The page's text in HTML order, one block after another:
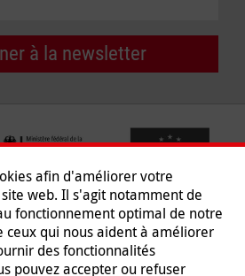
à la newsletter
afin d'améliorer votre
web. Il s'agit notamment de
fonctionnement optimal de notre
ceux qui nous aident à améliorer
des fonctionnalités
pouvez accepter ou refuser